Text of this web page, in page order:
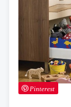
Pinterest